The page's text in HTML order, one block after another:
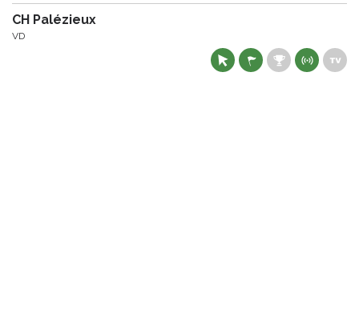
CH Palézieux
VD